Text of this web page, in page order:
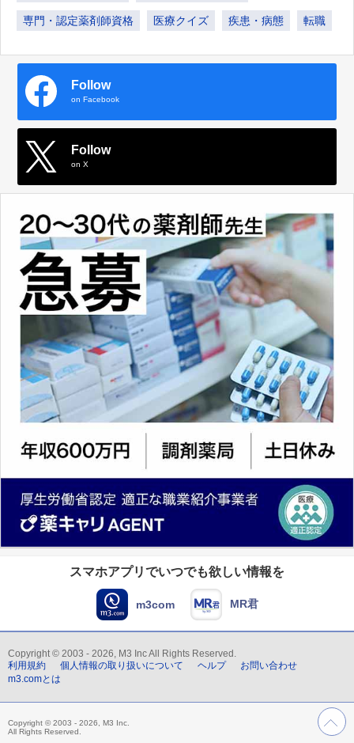
専門・認定薬剤師資格 医療クイズ 疾患・病態 転職
Follow
on Facebook
Follow
on X
スマホアプリでいつでも欲しい情報を
m3com MR君
Copyright © 2003 - 2026, M3 Inc All Rights Reserved.
利用規約
個人情報の取り扱いについて ヘルプ
お問い合わせ
m3.comとは
Copyright © 2003 - 2026, M3 Inc.
All Rights Reserved.